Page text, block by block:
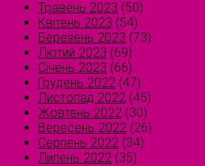
Травень 2023 (50)
Квітень 2023 (54)
Березень 2023 (73)
Лютий 2023 (69)
Січень 2023 (66)
Грудень 2022 (47)
Листопад 2022 (45)
Жовтень 2022 (30)
Вересень 2022 (26)
Серпень 2022 (34)
Липень 2022 (35)